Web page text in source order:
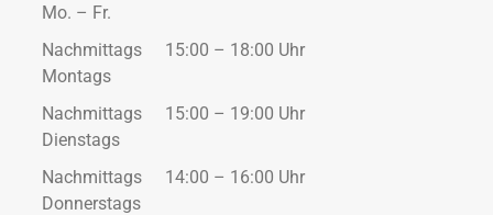
Mo. – Fr.
Nachmittags
Montags
15:00 – 18:00 Uhr
Nachmittags
Dienstags
15:00 – 19:00 Uhr
Nachmittags
Donnerstags
14:00 – 16:00 Uhr